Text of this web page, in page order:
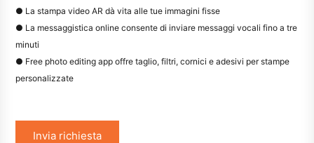
● La stampa video AR dà vita alle tue immagini fisse
● La messaggistica online consente di inviare messaggi vocali fino a tre
minuti
● Free photo editing app offre taglio, filtri, cornici e adesivi per stampe
personalizzate
Invia richiesta